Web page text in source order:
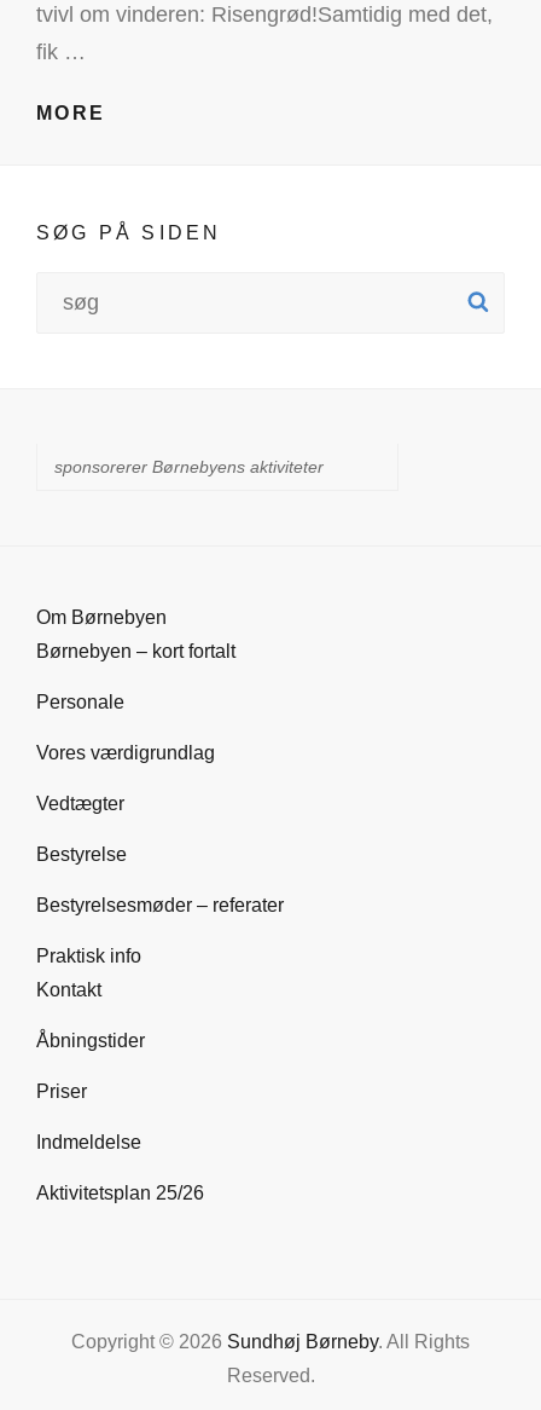
tvivl om vinderen: Risengrød!Samtidig med det,
fik …
MORE
SØG PÅ SIDEN
sponsorerer Børnebyens aktiviteter
Om Børnebyen
Børnebyen – kort fortalt
Personale
Vores værdigrundlag
Vedtægter
Bestyrelse
Bestyrelsesmøder – referater
Praktisk info
Kontakt
Åbningstider
Priser
Indmeldelse
Aktivitetsplan 25/26
Copyright © 2026 Sundhøj Børneby. All Rights
Reserved.